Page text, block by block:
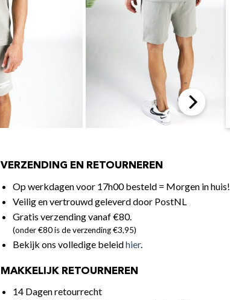
VERZENDING EN RETOURNEREN
Op werkdagen voor 17h00 besteld = Morgen in huis!
Veilig en vertrouwd geleverd door PostNL
Gratis verzending vanaf €80.
(onder €80 is de verzending €3,95)
Bekijk ons volledige beleidhier.
MAKKELIJK RETOURNEREN
14 Dagen retourrecht